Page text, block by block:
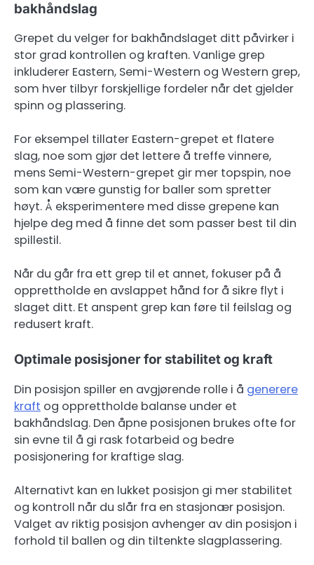
bakhåndslag
Grepet du velger for bakhåndslaget ditt påvirker i
stor grad kontrollen og kraften. Vanlige grep
inkluderer Eastern, Semi-Western og Western grep,
som hver tilbyr forskjellige fordeler når det gjelder
spinn og plassering.
For eksempel tillater Eastern-grepet et flatere
slag, noe som gjør det lettere å treffe vinnere,
mens Semi-Western-grepet gir mer topspin, noe
som kan være gunstig for baller som spretter
høyt. Å eksperimentere med disse grepene kan
hjelpe deg med å finne det som passer best til din
spillestil.
Når du går fra ett grep til et annet, fokuser på å
opprettholde en avslappet hånd for å sikre flyt i
slaget ditt. Et anspent grep kan føre til feilslag og
redusert kraft.
Optimale posisjoner for stabilitet og kraft
Din posisjon spiller en avgjørende rolle i å generere
kraft og opprettholde balanse under et
bakhåndslag. Den åpne posisjonen brukes ofte for
sin evne til å gi rask fotarbeid og bedre
posisjonering for kraftige slag.
Alternativt kan en lukket posisjon gi mer stabilitet
og kontroll når du slår fra en stasjonær posisjon.
Valget av riktig posisjon avhenger av din posisjon i
forhold til ballen og din tiltenkte slagplassering.